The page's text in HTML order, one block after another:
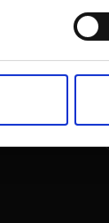
in
e social
dei loro